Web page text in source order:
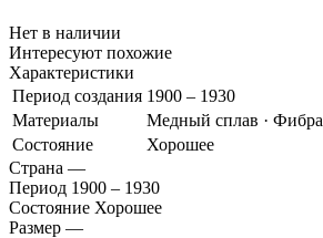
Нет в наличии
Интересуют похожие
Характеристики
Период создания 1900 – 1930
Материалы
Медный сплав · Фибра
Состояние
Хорошее
Страна —
Период 1900 – 1930
Состояние Хорошее
Размер —